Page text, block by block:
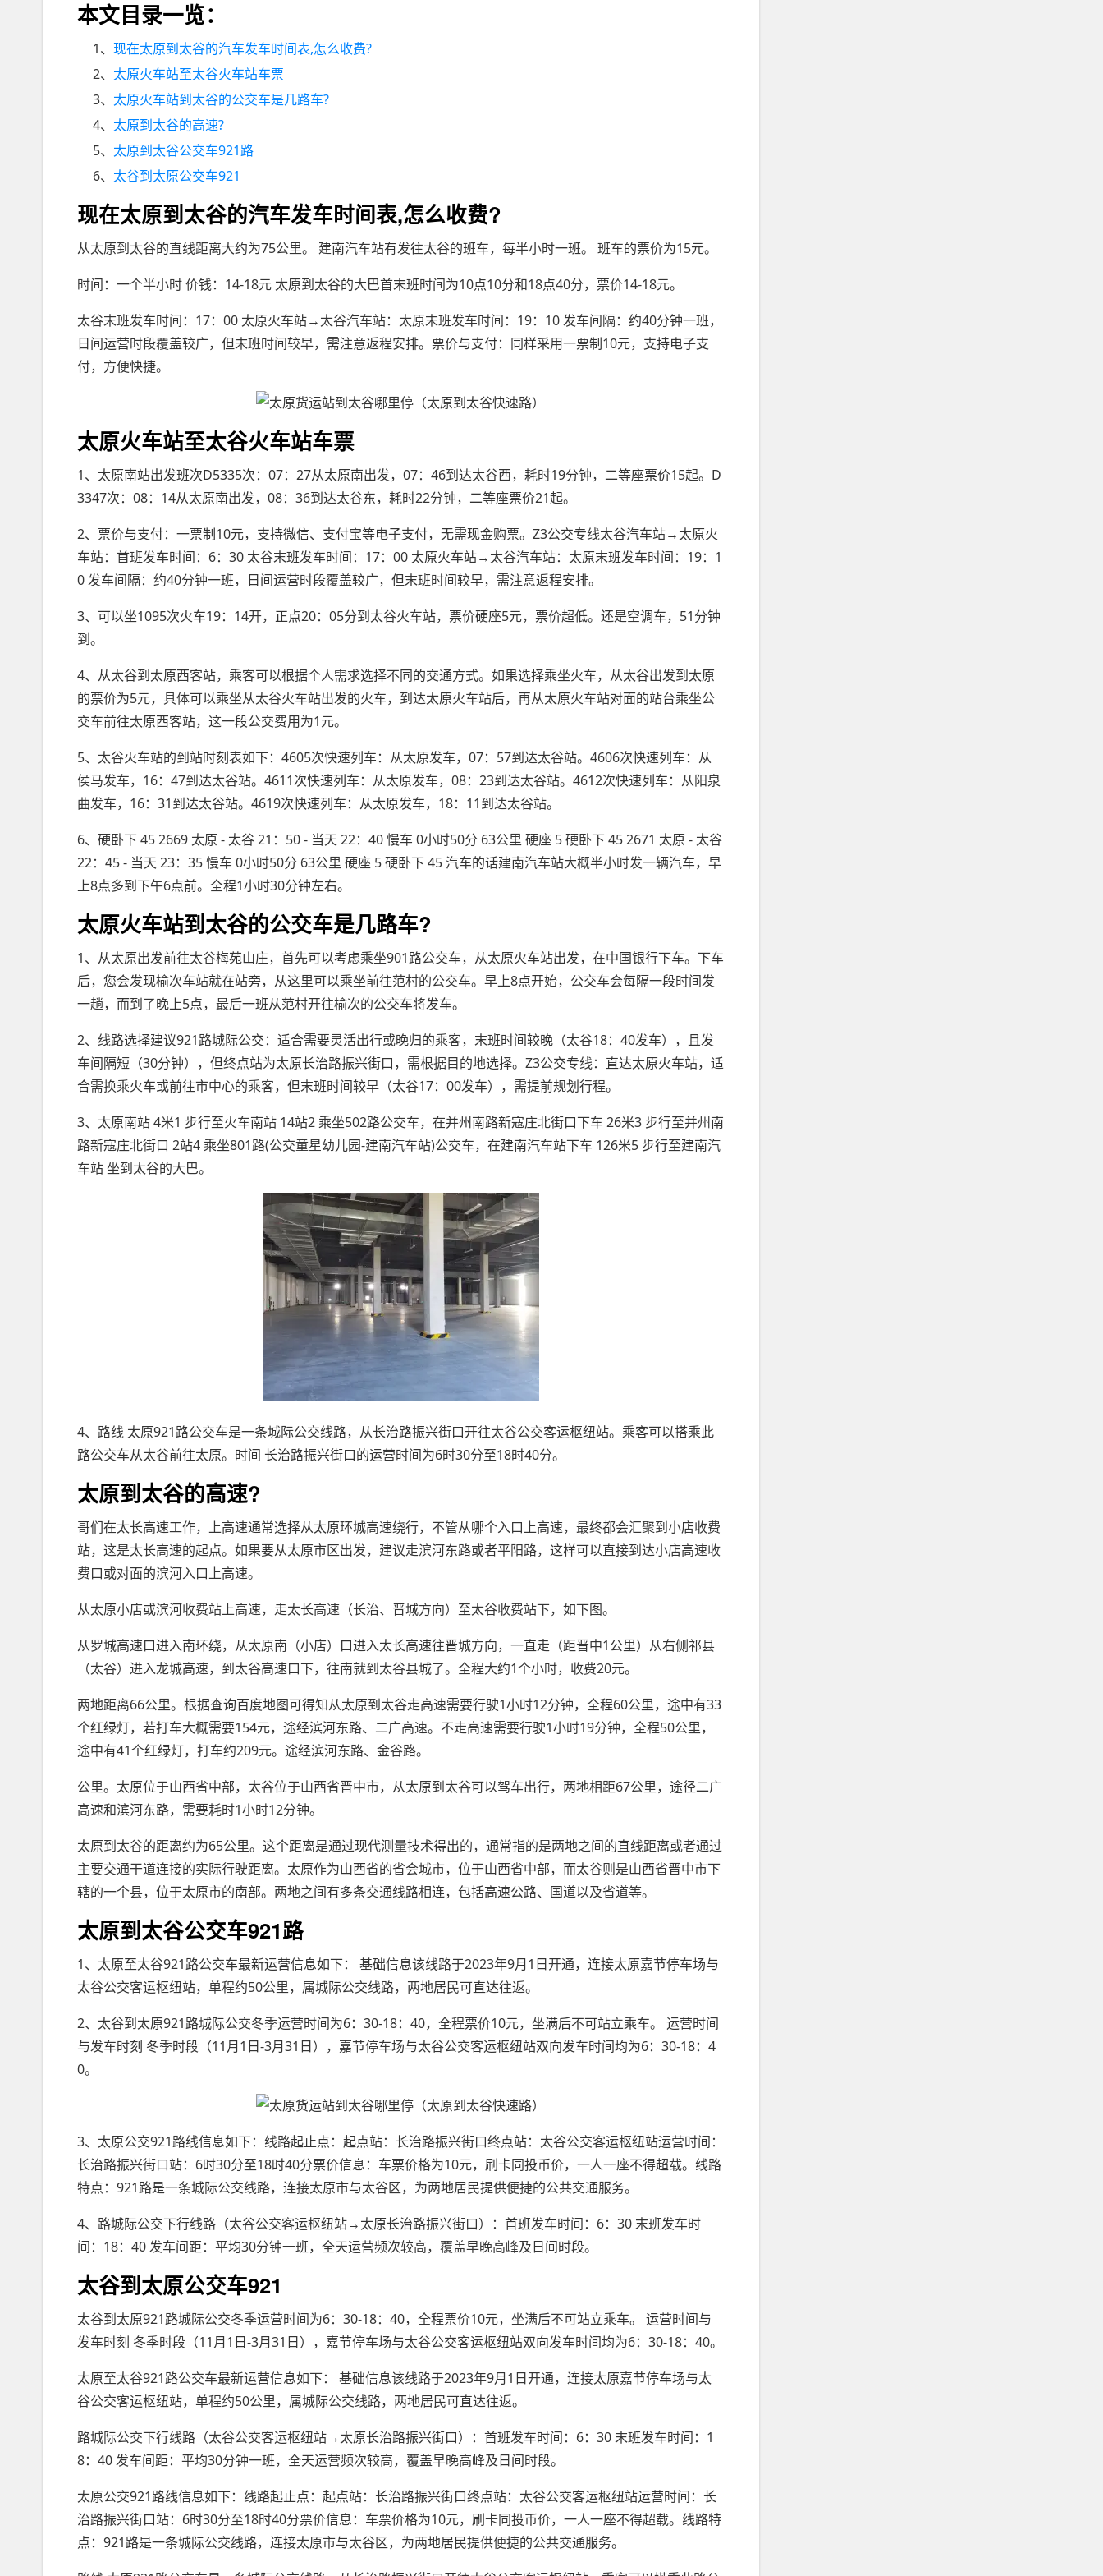
本文目录一览：
1、现在太原到太谷的汽车发车时间表,怎么收费?
2、 太原火车站至太谷火车站车票
3、 太原火车站到太谷的公交车是几路车?
4、 太原到太谷的高速?
5、 太原到太谷公交车921路
6、 太谷到太原公交车921
现在太原到太谷的汽车发车时间表,怎么收费?
从太原到太谷的直线距离大约为75公里。 建南汽车站有发往太谷的班车，每半小时一班。 班车的票价为15元。
时间：一个半小时 价钱：14-18元 太原到太谷的大巴首末班时间为10点10分和18点40分，票价14-18元。
太谷末班发车时间：17：00 太原火车站→太谷汽车站：太原末班发车时间：19：10 发车间隔：约40分钟一班，
日间运营时段覆盖较广，但末班时间较早，需注意返程安排。票价与支付：同样采用一票制10元，支持电子支
付，方便快捷。
太原火车站至太谷火车站车票
1、太原南站出发班次D5335次：07：27从太原南出发，07：46到达太谷西，耗时19分钟，二等座票价15起。D
3347次：08：14从太原南出发，08：36到达太谷东，耗时22分钟，二等座票价21起。
2、票价与支付：一票制10元，支持微信、支付宝等电子支付，无需现金购票。Z3公交专线太谷汽车站→太原火
车站：首班发车时间：6：30 太谷末班发车时间：17：00 太原火车站→太谷汽车站：太原末班发车时间：19：1
0 发车间隔：约40分钟一班，日间运营时段覆盖较广，但末班时间较早，需注意返程安排。
3、可以坐1095次火车19：14开，正点20：05分到太谷火车站，票价硬座5元，票价超低。还是空调车，51分钟
到。
4、从太谷到太原西客站，乘客可以根据个人需求选择不同的交通方式。如果选择乘坐火车，从太谷出发到太原
的票价为5元，具体可以乘坐从太谷火车站出发的火车，到达太原火车站后，再从太原火车站对面的站台乘坐公
交车前往太原西客站，这一段公交费用为1元。
5、太谷火车站的到站时刻表如下：4605次快速列车：从太原发车，07：57到达太谷站。4606次快速列车：从
侯马发车，16：47到达太谷站。4611次快速列车：从太原发车，08：23到达太谷站。4612次快速列车：从阳泉
曲发车，16：31到达太谷站。4619次快速列车：从太原发车，18：11到达太谷站。
6、硬卧下 45 2669 太原 - 太谷 21：50 - 当天 22：40 慢车 0小时50分 63公里 硬座 5 硬卧下 45 2671 太原 - 太谷
22：45 - 当天 23：35 慢车 0小时50分 63公里 硬座 5 硬卧下 45 汽车的话建南汽车站大概半小时发一辆汽车，早
上8点多到下午6点前。全程1小时30分钟左右。
太原火车站到太谷的公交车是几路车?
1、从太原出发前往太谷梅苑山庄，首先可以考虑乘坐901路公交车，从太原火车站出发，在中国银行下车。下车
后，您会发现榆次车站就在站旁，从这里可以乘坐前往范村的公交车。早上8点开始，公交车会每隔一段时间发
一趟，而到了晚上5点，最后一班从范村开往榆次的公交车将发车。
2、线路选择建议921路城际公交：适合需要灵活出行或晚归的乘客，末班时间较晚（太谷18：40发车），且发
车间隔短（30分钟），但终点站为太原长治路振兴街口，需根据目的地选择。Z3公交专线：直达太原火车站，适
合需换乘火车或前往市中心的乘客，但末班时间较早（太谷17：00发车），需提前规划行程。
3、太原南站 4米1 步行至火车南站 14站2 乘坐502路公交车，在并州南路新寇庄北街口下车 26米3 步行至并州南
路新寇庄北街口 2站4 乘坐801路(公交童星幼儿园-建南汽车站)公交车，在建南汽车站下车 126米5 步行至建南汽
车站 坐到太谷的大巴。
4、路线 太原921路公交车是一条城际公交线路，从长治路振兴街口开往太谷公交客运枢纽站。乘客可以搭乘此
路公交车从太谷前往太原。时间 长治路振兴街口的运营时间为6时30分至18时40分。
太原到太谷的高速?
哥们在太长高速工作，上高速通常选择从太原环城高速绕行，不管从哪个入口上高速，最终都会汇聚到小店收费
站，这是太长高速的起点。如果要从太原市区出发，建议走滨河东路或者平阳路，这样可以直接到达小店高速收
费口或对面的滨河入口上高速。
从太原小店或滨河收费站上高速，走太长高速（长治、晋城方向）至太谷收费站下，如下图。
从罗城高速口进入南环绕，从太原南（小店）口进入太长高速往晋城方向，一直走（距晋中1公里）从右侧祁县
（太谷）进入龙城高速，到太谷高速口下，往南就到太谷县城了。全程大约1个小时，收费20元。
两地距离66公里。根据查询百度地图可得知从太原到太谷走高速需要行驶1小时12分钟，全程60公里，途中有33
个红绿灯，若打车大概需要154元，途经滨河东路、二广高速。不走高速需要行驶1小时19分钟，全程50公里，
途中有41个红绿灯，打车约209元。途经滨河东路、金谷路。
公里。太原位于山西省中部，太谷位于山西省晋中市，从太原到太谷可以驾车出行，两地相距67公里，途径二广
高速和滨河东路，需要耗时1小时12分钟。
太原到太谷的距离约为65公里。这个距离是通过现代测量技术得出的，通常指的是两地之间的直线距离或者通过
主要交通干道连接的实际行驶距离。太原作为山西省的省会城市，位于山西省中部，而太谷则是山西省晋中市下
辖的一个县，位于太原市的南部。两地之间有多条交通线路相连，包括高速公路、国道以及省道等。
太原到太谷公交车921路
1、太原至太谷921路公交车最新运营信息如下： 基础信息该线路于2023年9月1日开通，连接太原嘉节停车场与
太谷公交客运枢纽站，单程约50公里，属城际公交线路，两地居民可直达往返。
2、太谷到太原921路城际公交冬季运营时间为6：30-18：40，全程票价10元，坐满后不可站立乘车。 运营时间
与发车时刻 冬季时段（11月1日-3月31日），嘉节停车场与太谷公交客运枢纽站双向发车时间均为6：30-18：4
0。
3、太原公交921路线信息如下：线路起止点：起点站：长治路振兴街口终点站：太谷公交客运枢纽站运营时间：
长治路振兴街口站：6时30分至18时40分票价信息：车票价格为10元，刷卡同投币价，一人一座不得超载。线路
特点：921路是一条城际公交线路，连接太原市与太谷区，为两地居民提供便捷的公共交通服务。
4、路城际公交下行线路（太谷公交客运枢纽站→太原长治路振兴街口）：首班发车时间：6：30 末班发车时
间：18：40 发车间距：平均30分钟一班，全天运营频次较高，覆盖早晚高峰及日间时段。
太谷到太原公交车921
太谷到太原921路城际公交冬季运营时间为6：30-18：40，全程票价10元，坐满后不可站立乘车。 运营时间与
发车时刻 冬季时段（11月1日-3月31日），嘉节停车场与太谷公交客运枢纽站双向发车时间均为6：30-18：40。
太原至太谷921路公交车最新运营信息如下： 基础信息该线路于2023年9月1日开通，连接太原嘉节停车场与太
谷公交客运枢纽站，单程约50公里，属城际公交线路，两地居民可直达往返。
路城际公交下行线路（太谷公交客运枢纽站→太原长治路振兴街口）：首班发车时间：6：30 末班发车时间：1
8：40 发车间距：平均30分钟一班，全天运营频次较高，覆盖早晚高峰及日间时段。
太原公交921路线信息如下：线路起止点：起点站：长治路振兴街口终点站：太谷公交客运枢纽站运营时间：长
治路振兴街口站：6时30分至18时40分票价信息：车票价格为10元，刷卡同投币价，一人一座不得超载。线路特
点：921路是一条城际公交线路，连接太原市与太谷区，为两地居民提供便捷的公共交通服务。